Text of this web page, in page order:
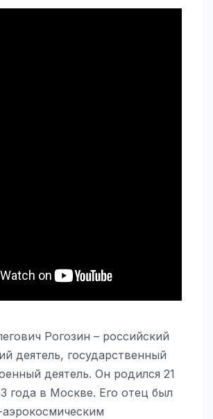
Рогозин – российский
деятель, государственный
деятель. Он родился 21
года в Москве. Его отец был